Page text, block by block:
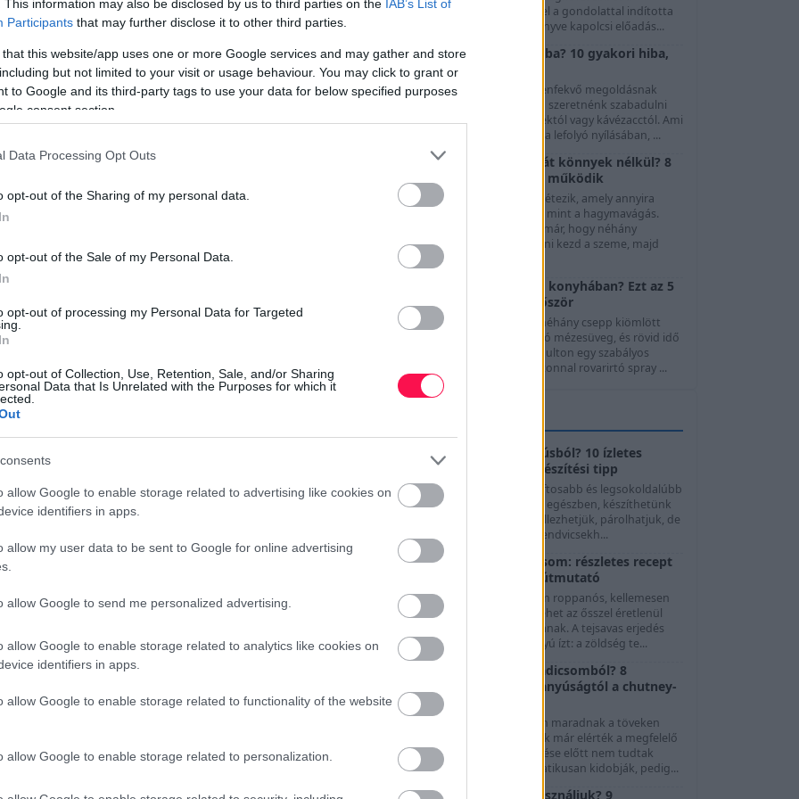
This information may also be disclosed by us to third parties on the IAB’s List of
Participants that may further disclose it to other third parties.
that this website/app uses one or more Google services and may gather and store
but not limited to your visit or usage behaviour. You may click to grant or
to Google and its third-party tags to use your data for below specified purposes
consent section.
Data Processing Opt Outs
opt-out of the Sharing of my personal data.
opt-out of the Sale of my Personal Data.
opt-out of processing my Personal Data for Targeted
opt-out of Collection, Use, Retention, Sale, and/or Sharing
Data that Is Unrelated with the Purposes for which it
allow Google to enable storage related to advertising like cookies on
identifiers in apps.
allow my user data to be sent to Google for online advertising
allow Google to send me personalized advertising.
allow Google to enable storage related to analytics like cookies on
identifiers in apps.
allow Google to enable storage related to functionality of the website
allow Google to enable storage related to personalization.
ha készítesz valami igazán csípős ételt.
babos egytálétel.
ízek különleges találkozása.
vagy krém, amely bármely ételt feldob.
fajtákat
habanerót, vagy ha igazán merész vagy,
Reapert.
rendezvényt tartanak a Chili Világnapja
kóstolók, főzőversenyek vagy chilis termékek
remek alkalom, hogy chili paprikát ültess. Egy kis
saját chilit.
közönség. Göttinger Pál ezzel a gondolattal indította
el A Színészet Képes Nagykönyve kapolcsi előadás...
Mit ne öntsünk a lefolyóba? 10 gyakori hiba,
ami dugulást okozhat
A mosogató és a lefolyó kézenfekvő megoldásnak
tűnhet, amikor gyorsan meg szeretnénk szabadulni
egy kevés olajtól, ételmaradéktól vagy kávézacctól. Ami
azonban könnyedén eltűnik a lefolyó nyílásában, ...
Hogyan vágjunk hagymát könnyek nélkül? 8
módszer, és ami tényleg működik
Kevés olyan konyhai feladat létezik, amely annyira
általános bosszúságot okoz, mint a hagymavágás.
Szinte mindenki tapasztalta már, hogy néhány
másodperc aprítás után csípni kezd a szeme, majd
megindu...
Hangyák jelentek meg a konyhában? Ezt az 5
dolgot szüntesd meg először
Elég egyetlen apró morzsa, néhány csepp kiömlött
üdítő vagy egy rosszul záródó mézesüveg, és rövid idő
alatt megjelenhet a konyhapulton egy szabályos
hangyasor. Ilyenkor sokan azonnal rovarirtó spray ...
Mit készítsünk császárhúsból? 10 ízletes
felhasználási mód és elkészítési tipp
A császárhús az egyik legszaftosabb és legsokoldalúbb
sertéshúsféle. Megsüthetjük egészben, készíthetünk
belőle ropogós falatokat, grillezhetjük, párolhatjuk, de
levesekhez, főzelékekhez, szendvicsekh...
Fermentált zöld paradicsom: részletes recept
és biztonságos eltevési útmutató
A fermentált zöld paradicsom roppanós, kellemesen
savanyú és fűszeres módja lehet az ősszel éretlenül
maradt termés felhasználásának. A tejsavas erjedés
során nem ecet adja a savanyú ízt: a zöldség te...
Mit készítsünk zöld paradicsomból? 8
felhasználási mód a savanyúságtól a chutney-
ig
Nyár végén és ősszel gyakran maradnak a töveken
olyan paradicsomok, amelyek már elérték a megfelelő
méretet, de az időjárás lehűlése előtt nem tudtak
beérni. Ezeket sokan automatikusan kidobják, pedig...
Melyik hagymát mire használjuk? 9